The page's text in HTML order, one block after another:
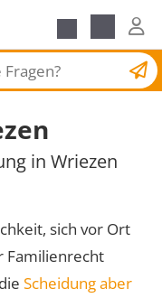
Scheidungsantrag
in Wriezen
sich vor Ort
Familienrecht
Scheidung aber